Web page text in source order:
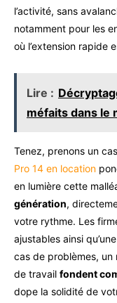
l’activité, sans
notamment pour les
où l’extension rapide
Lire :
méfaits dans le
Tenez, prenons un
Pro 14 en location
en lumière cette
génération,
votre rythme. Les
ajustables ainsi
cas de problèmes, un
de travail fondent
dope la solidité de